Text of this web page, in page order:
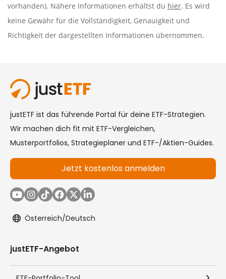
vorhanden). Nähere Informationen erhältst du hier. Es wird
keine Gewähr für die Vollständigkeit, Genauigkeit und
Richtigkeit der dargestellten Informationen übernommen.